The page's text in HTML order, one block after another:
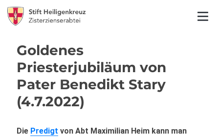
Goldenes
Priesterjubiläum von
Pater Benedikt Stary
(4.7.2022)
Die Predigt von Abt Maximilian Heim kann man